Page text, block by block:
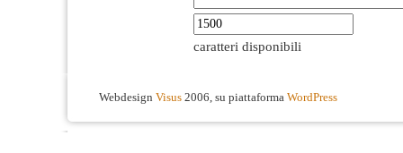
caratteri disponibili
Webdesign Visus 2006, su piattaforma WordPress